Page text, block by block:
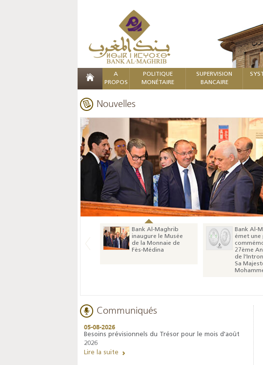
A
PROPOS
POLITIQUE
MONÉTAIRE
SUPERVISION
BANCAIRE
Nouvelles
Bank Al-Maghrib
inaugure le Musée
de la Monnaie de
Fès-Médina
Bank Al-
émet une
27ème
de
Sa
Communiqués
05-08-2026
Besoins prévisionnels du Trésor pour le mois d'août
2026
Lire la suite